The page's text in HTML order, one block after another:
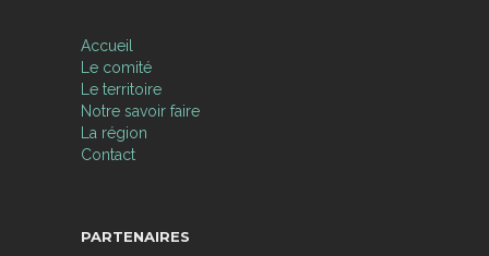
Accueil
Le comité
Le territoire
Notre savoir faire
La région
Contact
PARTENAIRES